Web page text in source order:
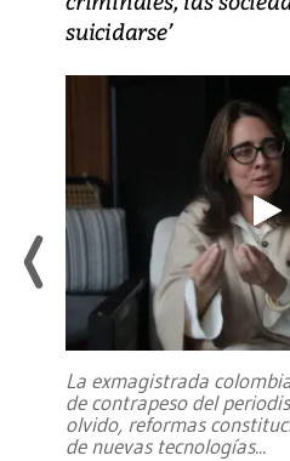
suicidarse’
La exmagistrada
de contrapeso del
olvido, reformas
de nuevas tecnologías...